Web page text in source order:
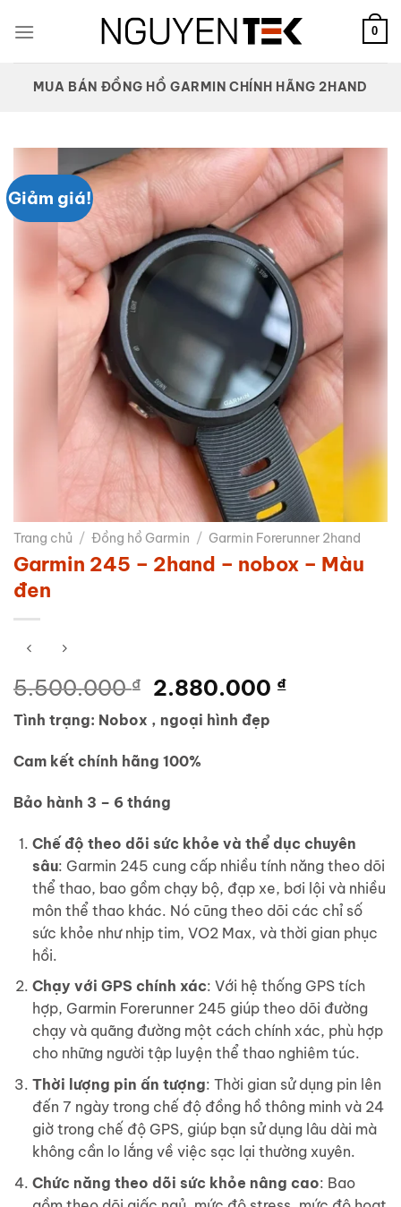
qua
0
MUA BÁN ĐỒNG HỒ GARMIN CHÍNH HÃNG 2HAND
Giảm giá!
Trang chủ / Đồng hồ Garmin / Garmin Forerunner 2hand
Garmin 245 – 2hand – nobox – Màu
đen
5.500.000₫
Giá
là:
5.500.000 ₫.
2.880.000 ₫Giá
Tình trạng: Nobox , ngoại hình đẹp
Cam kết chính hãng 100%
Bảo hành 3 – 6 tháng
Chế độ theo dõi sức khỏe và thể dục chuyên
sâu: Garmin 245 cung cấp nhiều tính năng theo dõi
thể thao, bao gồm chạy bộ, đạp xe, bơi lội và nhiều
môn thể thao khác. Nó cũng theo dõi các chỉ số
sức khỏe như nhịp tim, VO2 Max, và thời gian phục
hồi.
Chạy với GPS chính xác: Với hệ thống GPS tích
hợp, Garmin Forerunner 245 giúp theo dõi đường
chạy và quãng đường một cách chính xác, phù hợp
cho những người tập luyện thể thao nghiêm túc.
Thời lượng pin ấn tượng: Thời gian sử dụng pin lên
đến 7 ngày trong chế độ đồng hồ thông minh và 24
giờ trong chế độ GPS, giúp bạn sử dụng lâu dài mà
không cần lo lắng về việc sạc lại thường xuyên.
Chức năng theo dõi sức khỏe nâng cao: Bao